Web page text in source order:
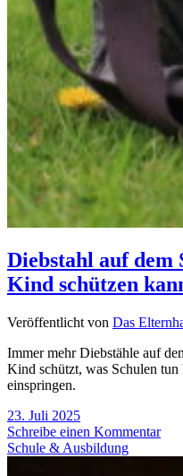
Diebstahl auf dem
Kind schützen
Veröffentlicht von Das
Immer mehr Diebstähle auf
Kind schützt, was Schulen
einspringen.
23. Juli 2025
Schreibe einen Kommentar
Schule & Ausbildung